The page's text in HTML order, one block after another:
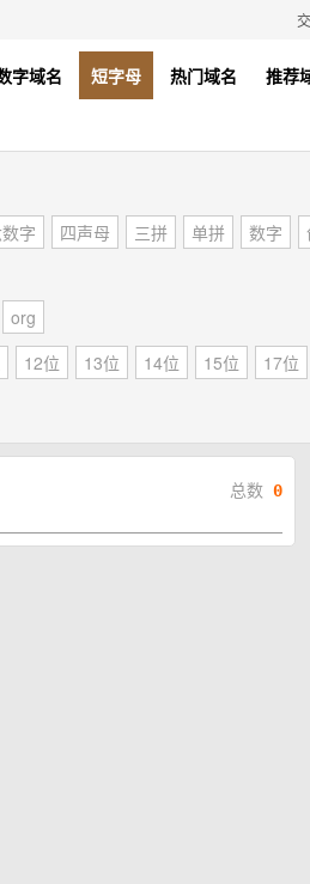
字域名 短字母 热门域名 推荐
字 四声母 三拼 单拼 数字
org
12位 13位 14位 15位
17位
总数 0